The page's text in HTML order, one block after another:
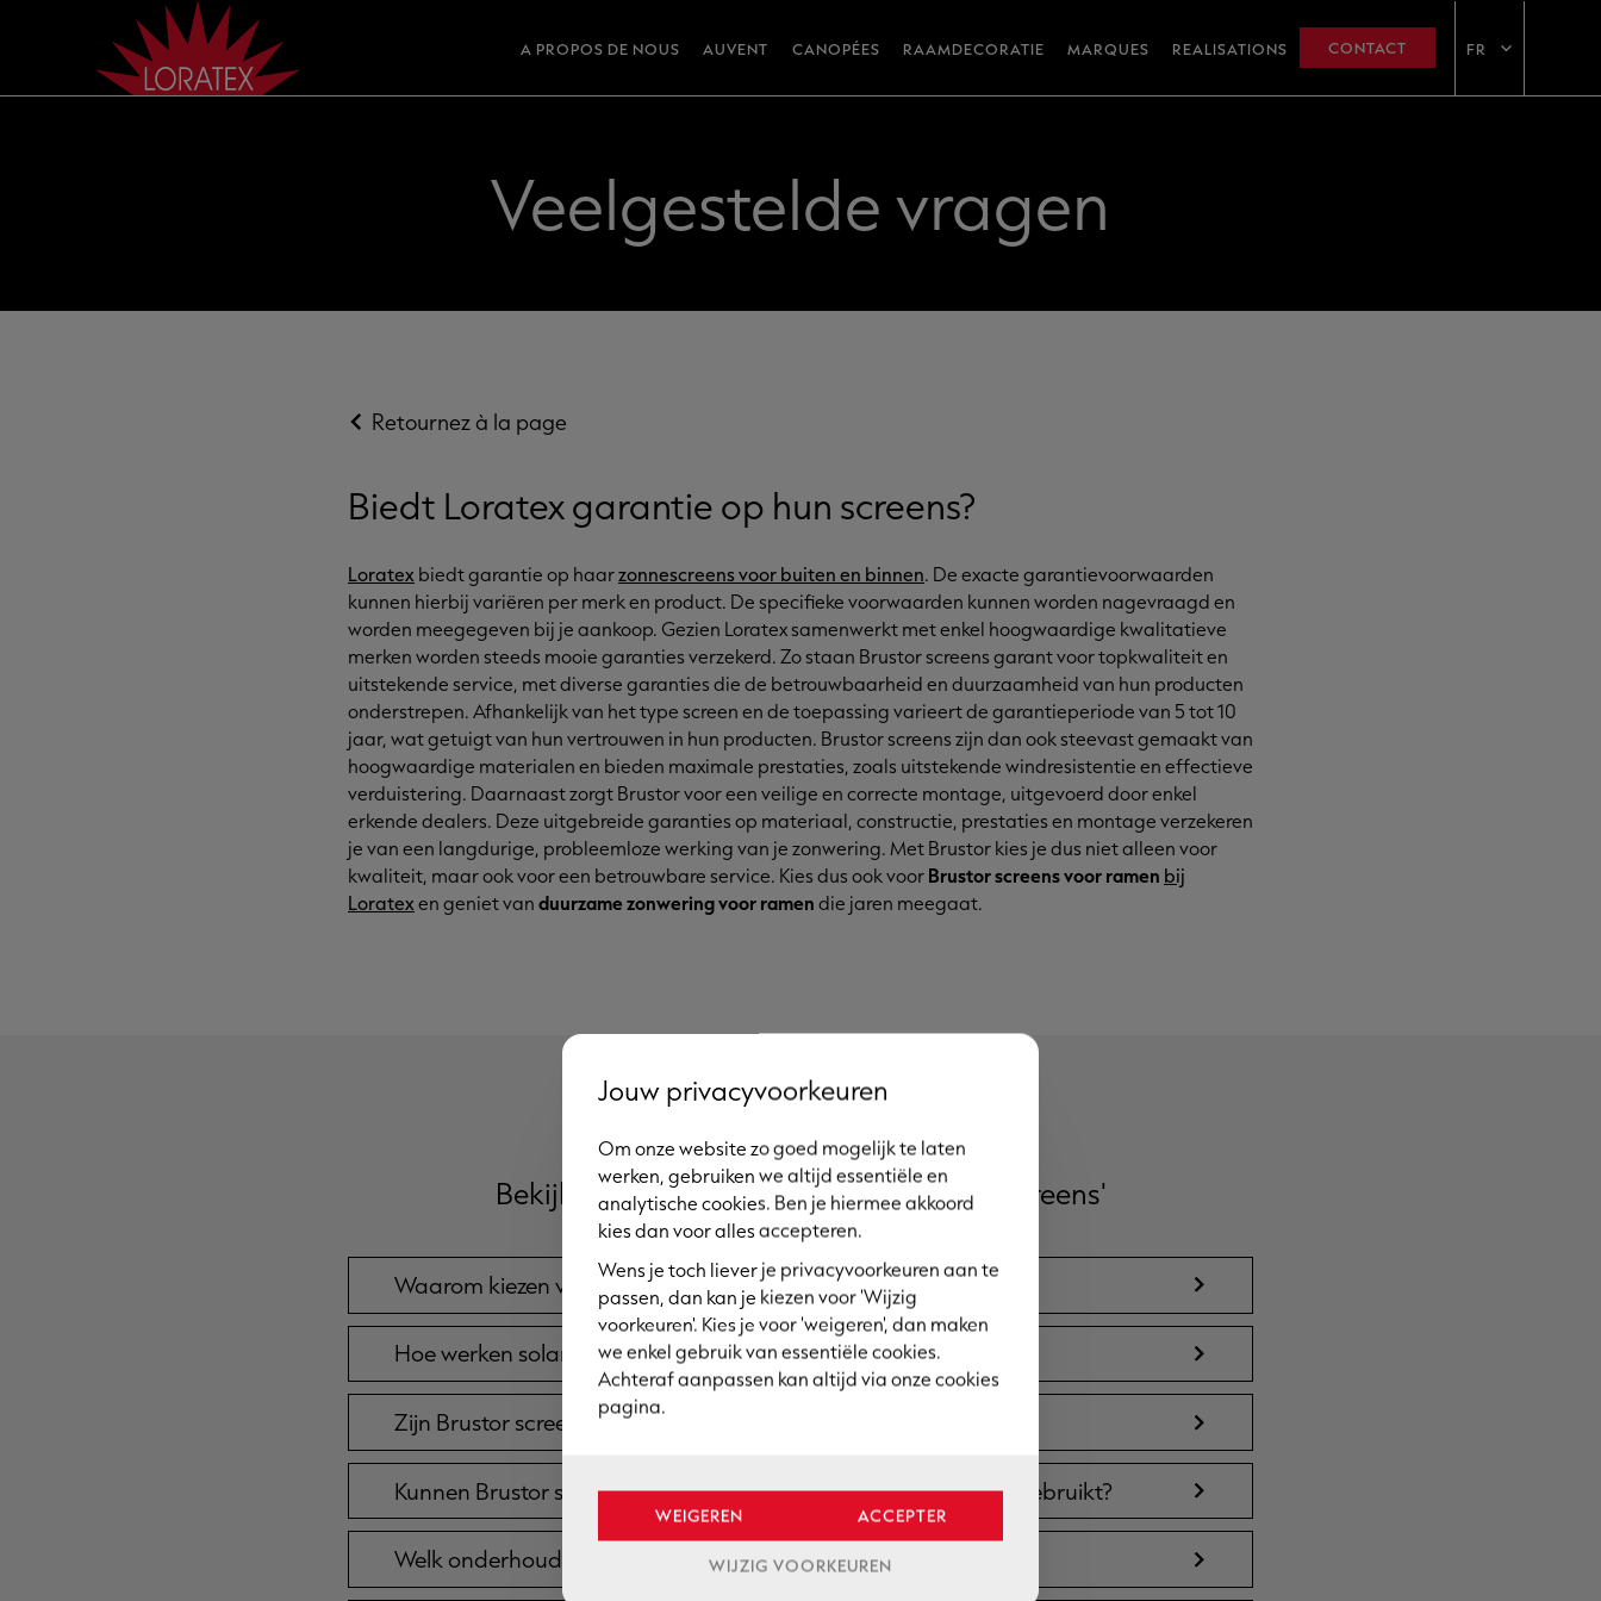
A PROPOS DE NOUS AUVENT CANOPÉES RAAMDECORATIE MARQUES REALISATIONS CONTACT FR
Veelgestelde vragen
Retournez à la page
Biedt Loratex garantie op hun screens?
Loratex biedt garantie op haarzonnescreens voor buiten en binnen. De exacte garantievoorwaarden
kunnen hierbij variëren per merk en product. De specifieke voorwaarden kunnen worden nagevraagd en
worden meegegeven bij je aankoop. Gezien Loratex samenwerkt met enkel hoogwaardige kwalitatieve
merken worden steeds mooie garanties verzekerd. Zo staan Brustor screens garant voor topkwaliteit en
uitstekende service, met diverse garanties die de betrouwbaarheid en duurzaamheid van hun producten
onderstrepen. Afhankelijk van het type screen en de toepassing varieert de garantieperiode van 5 tot 10
jaar, wat getuigt van hun vertrouwen in hun producten. Brustor screens zijn dan ook steevast gemaakt van
hoogwaardige materialen en bieden maximale prestaties, zoals uitstekende windresistentie en effectieve
verduistering. Daarnaast zorgt Brustor voor een veilige en correcte montage, uitgevoerd door enkel
erkende dealers. Deze uitgebreide garanties op materiaal, constructie, prestaties en montage verzekeren
je van een langdurige, probleemloze werking van je zonwering. Met Brustor kies je dus niet alleen voor
kwaliteit, maar ook voor een betrouwbare service. Kies dus ook voorBrustor screens voor ramen bij
Loratexen geniet vanduurzame zonwering voor ramendie jaren meegaat.
Bekijk ook deze andere vragen binnen 'Screens'
Waarom kiezen voor screens van Brustor?
Hoe werken solar screens?
Zijn Brustor screens geschikt voor grote ramen en veranda’s?
Kunnen Brustor screens in alle weersomstandigheden worden gebruikt?
Welk onderhoud vragen screens?
Jouw privacyvoorkeuren
Om onze website zo goed mogelijk te laten
werken, gebruiken we altijd essentiële en
analytische cookies. Ben je hiermee akkoord
kies dan voor alles accepteren.
Wens je toch liever je privacyvoorkeuren aan te
passen, dan kan je kiezen voor 'Wijzig
voorkeuren'. Kies je voor 'weigeren', dan maken
we enkel gebruik van essentiële cookies.
Achteraf aanpassen kan altijd via onze cookies
pagina.
WEIGEREN ACCEPTER
WIJZIG VOORKEUREN